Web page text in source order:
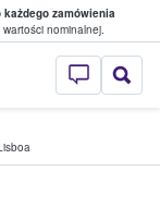
każdego zamówienia
nominalnej.
—
i